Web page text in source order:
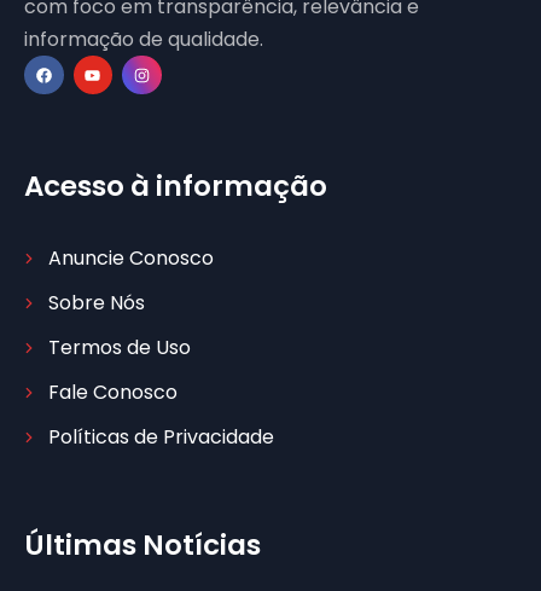
com foco em transparência, relevância e
informação de qualidade.
Acesso à informação
Anuncie Conosco
Sobre Nós
Termos de Uso
Fale Conosco
Políticas de Privacidade
Últimas Notícias